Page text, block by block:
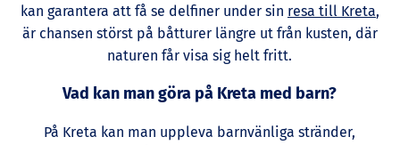
kan garantera att få se delfiner under sin resa till Kreta,
är chansen störst på båtturer längre ut från kusten, där
naturen får visa sig helt fritt.
Vad kan man göra på Kreta med barn?
På Kreta kan man uppleva barnvänliga stränder,